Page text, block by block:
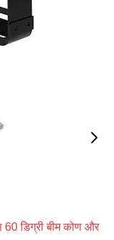
डिग्री बीम कोण और